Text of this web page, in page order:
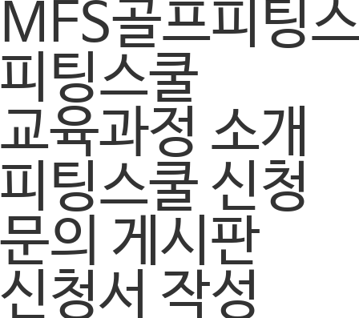
MFS골프피팅
피팅스쿨
교육과정 소개
피팅스쿨 신청
문의 게시판
신청서 작성